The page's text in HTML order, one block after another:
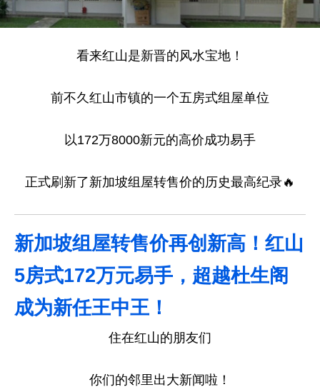
看来红山是新晋的风水宝地！
前不久红山市镇的一个五房式组屋单位
以172万8000新元的高价成功易手
正式刷新了新加坡组屋转售价的历史最高纪录🔥
新加坡组屋转售价再创新高！红山
5房式172万元易手，超越杜生阁
成为新任王中王！
住在红山的朋友们
你们的邻里出大新闻啦！